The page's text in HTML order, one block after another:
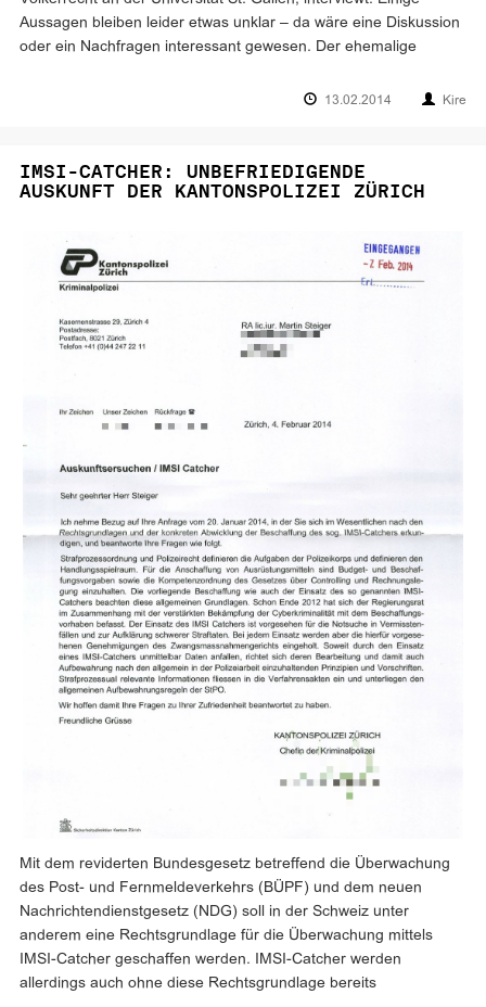
Aussagen bleiben leider etwas unklar – da wäre eine Diskussion
oder ein Nachfragen interessant gewesen. Der ehemalige
13.02.2014 Kire
IMSI-CATCHER: UNBEFRIEDIGENDE
AUSKUNFT DER KANTONSPOLIZEI ZÜRICH
Mit dem reviderten Bundesgesetz betreffend die Überwachung
des Post- und Fernmeldeverkehrs (BÜPF) und dem neuen
Nachrichtendienstgesetz (NDG) soll in der Schweiz unter
anderem eine Rechtsgrundlage für die Überwachung mittels
IMSI-Catcher geschaffen werden. IMSI-Catcher werden
allerdings auch ohne diese Rechtsgrundlage bereits